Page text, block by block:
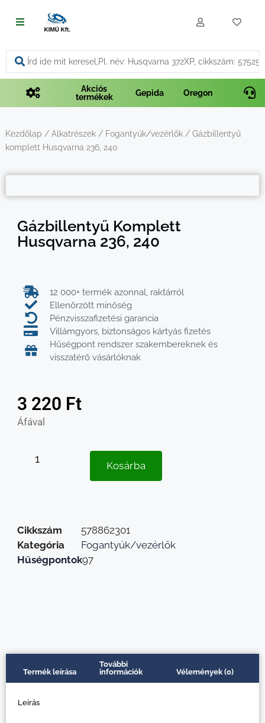
Vágás és fűrészelés
Akkumulátoros termékek
Talajápolás és tisztítás
Tartozékok és kiegészítők
Akciós
termékek
Gepida Oregon
Kezdőlap / Alkatrészek/ Fogantyúk/vezérlők/ Gázbillentyű
komplett Husqvarna 236, 240
Gázbillentyű Komplett
Husqvarna 236, 240
12 000+ termék azonnal, raktárról
Ellenőrzött minőség
Pénzvisszafizetési garancia
Villámgyors, biztonságos kártyás fizetés
Hűségpont rendszer szakembereknek és
visszatérő vásárlóknak
3 220 Ft
Áfával
Kosárba
Cikkszám
578862301
Kategória
Fogantyúk/vezérlők
Hűségpontok97
Termék leírása
További
információk
Vélemények (0)
Leírás